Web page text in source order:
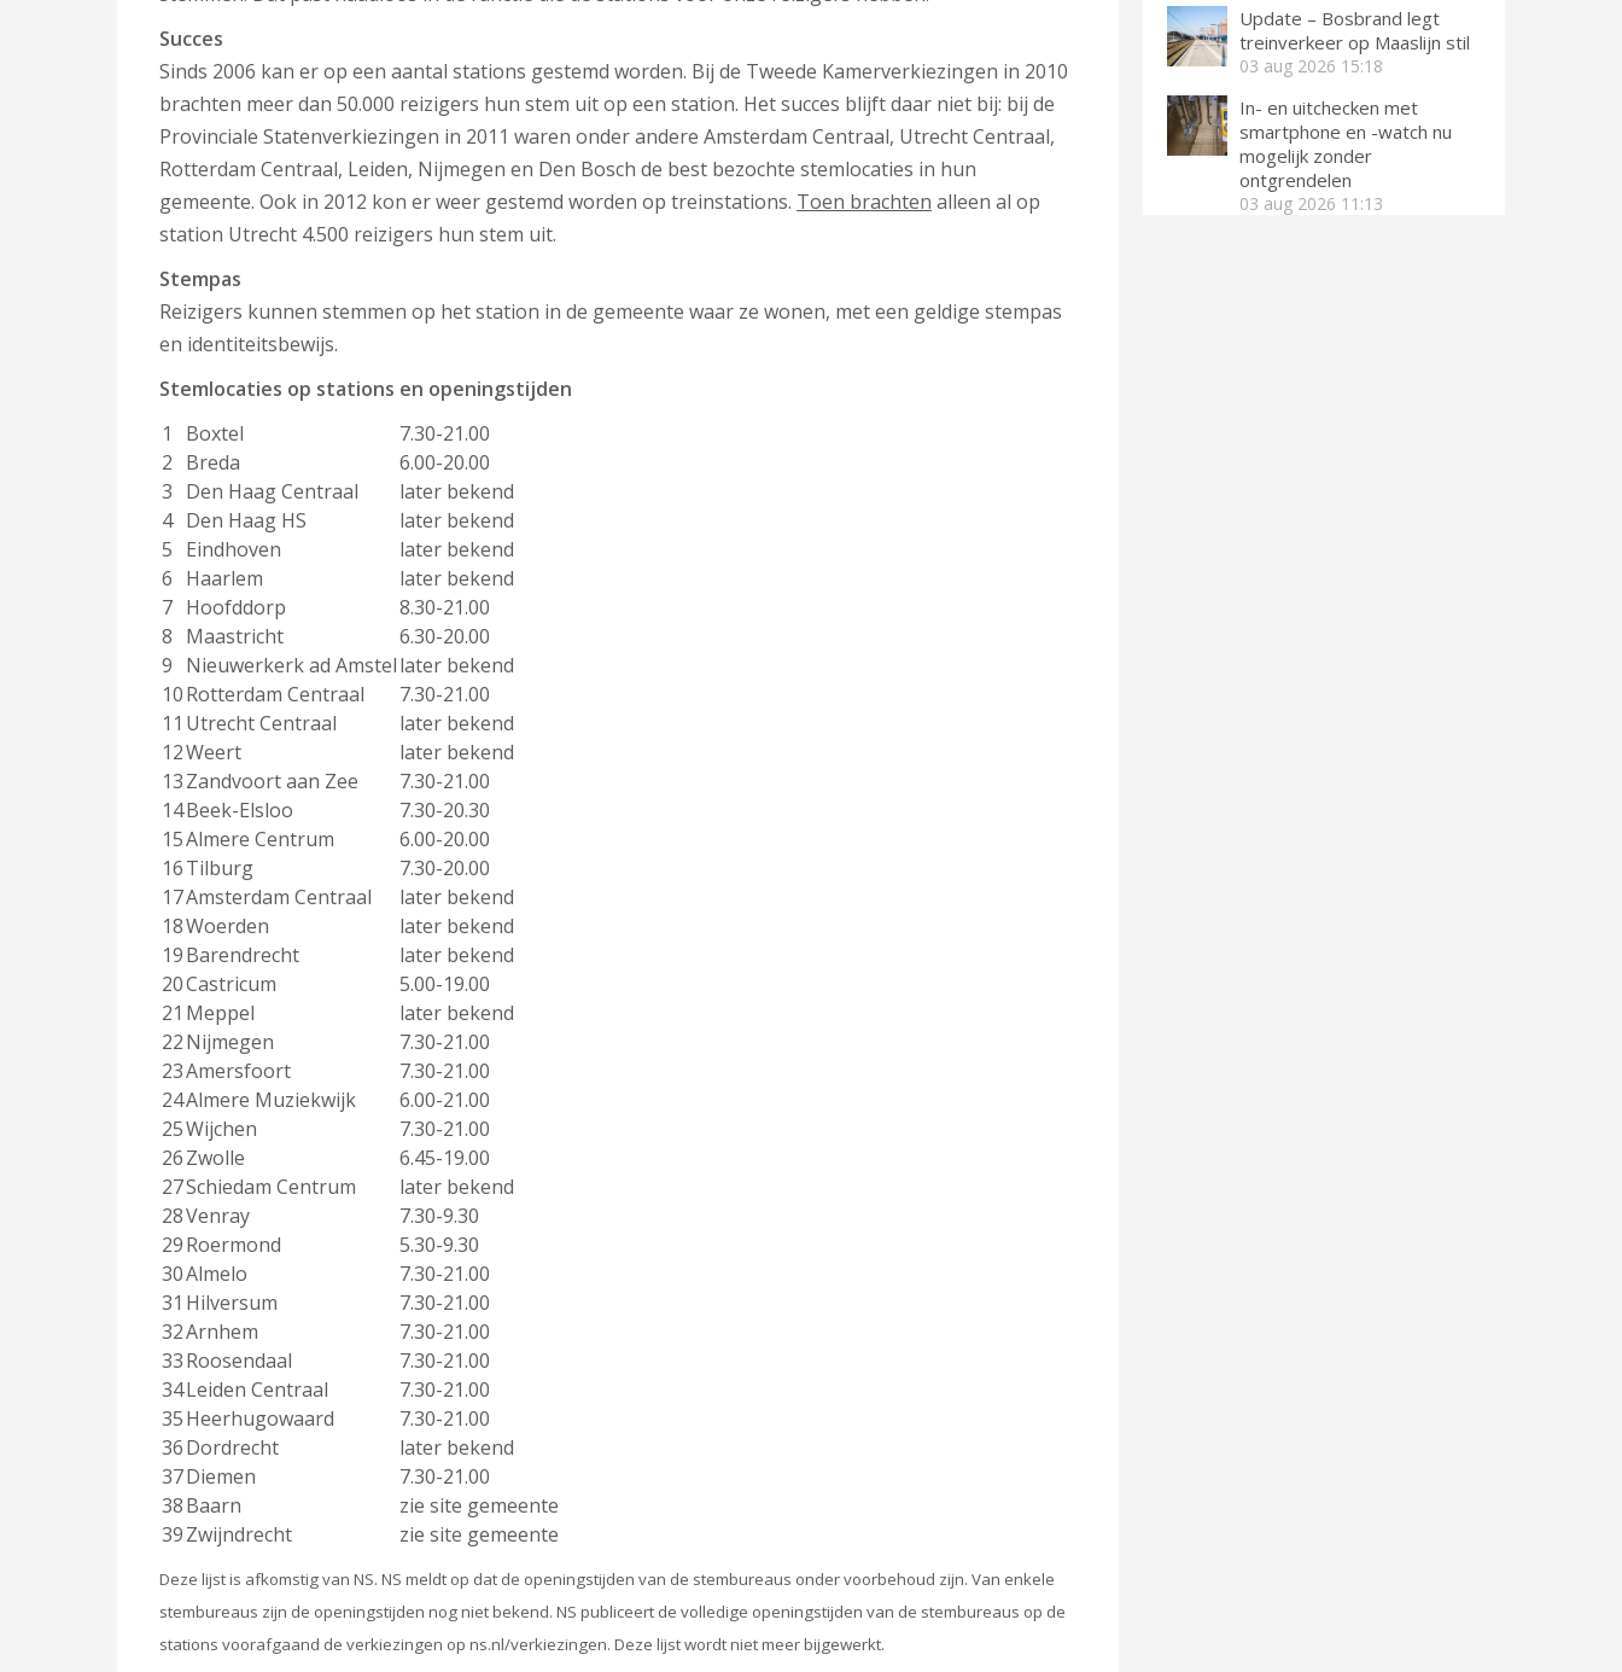
Succes
Sinds 2006 kan er op een aantal stations gestemd worden. Bij de Tweede Kamerverkiezingen in 2010
brachten meer dan 50.000 reizigers hun stem uit op een station. Het succes blijft daar niet bij: bij de
Provinciale Statenverkiezingen in 2011 waren onder andere Amsterdam Centraal, Utrecht Centraal,
Rotterdam Centraal, Leiden, Nijmegen en Den Bosch de best bezochte stemlocaties in hun
gemeente. Ook in 2012 kon er weer gestemd worden op treinstations. Toen brachten alleen al op
station Utrecht 4.500 reizigers hun stem uit.
Stempas
Reizigers kunnen stemmen op het station in de gemeente waar ze wonen, met een geldige stempas
en identiteitsbewijs.
Stemlocaties op stations en openingstijden
1
Boxtel
7.30-21.00
2 Breda
6.00-20.00
3 Den Haag Centraal
later bekend
4 Den Haag HS
later bekend
5 Eindhoven
later bekend
6 Haarlem
later bekend
7 Hoofddorp
8.30-21.00
8 Maastricht
6.30-20.00
9 Nieuwerkerk ad Amstellater bekend
10Rotterdam Centraal
7.30-21.00
11 Utrecht Centraal
later bekend
12Weert
later bekend
13Zandvoort aan Zee
7.30-21.00
14Beek-Elsloo
7.30-20.30
15Almere Centrum
6.00-20.00
16Tilburg
7.30-20.00
17Amsterdam Centraal
later bekend
18Woerden
later bekend
19Barendrecht
later bekend
20Castricum
5.00-19.00
21 Meppel
later bekend
22Nijmegen
7.30-21.00
23Amersfoort
7.30-21.00
24Almere Muziekwijk
6.00-21.00
25Wijchen
7.30-21.00
26Zwolle
6.45-19.00
27Schiedam Centrum
later bekend
28Venray
7.30-9.30
29Roermond
5.30-9.30
30Almelo
7.30-21.00
31 Hilversum
7.30-21.00
32Arnhem
7.30-21.00
33Roosendaal
7.30-21.00
34Leiden Centraal
7.30-21.00
35Heerhugowaard
7.30-21.00
36Dordrecht
later bekend
37Diemen
7.30-21.00
38Baarn
zie site gemeente
39Zwijndrecht zie site gemeente
Deze lijst is afkomstig van NS. NS meldt op dat de openingstijden van de stembureaus onder voorbehoud zijn. Van enkele
stembureaus zijn de openingstijden nog niet bekend. NS publiceert de volledige openingstijden van de stembureaus op de
stations voorafgaand de verkiezingen op ns.nl/verkiezingen. Deze lijst wordt niet meer bijgewerkt.
Update – Bosbrand legt
treinverkeer op Maaslijn stil
03 aug 2026 15:18
In- en uitchecken met
smartphone en -watch nu
mogelijk zonder
ontgrendelen
03 aug 2026 11:13